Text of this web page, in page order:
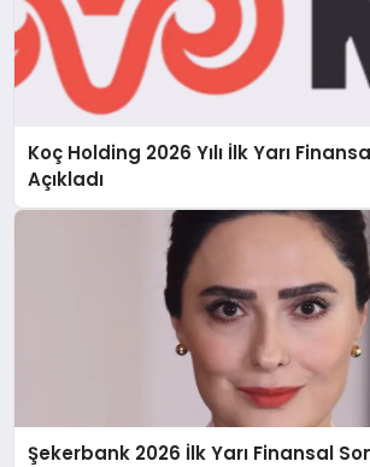
Koç Holding 2026 Yılı İlk Yarı
Açıkladı
Şekerbank 2026 İlk Yarı Finansal